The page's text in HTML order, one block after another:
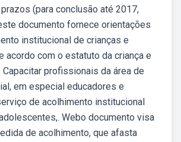
(para conclusão até 2017,
documento fornece orientações
institucional de crianças e
acordo com o estatuto da criança e
profissionais da área de
em especial educadores e
de acolhimento institucional
Webo documento visa
de acolhimento, que afasta